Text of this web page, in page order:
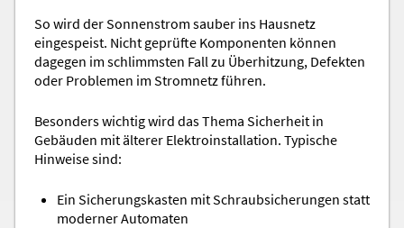
So wird der Sonnenstrom sauber ins Hausnetz
eingespeist. Nicht geprüfte Komponenten können
dagegen im schlimmsten Fall zu Überhitzung, Defekten
oder Problemen im Stromnetz führen.
Besonders wichtig wird das Thema Sicherheit in
Gebäuden mit älterer Elektroinstallation. Typische
Hinweise sind:
Ein Sicherungskasten mit Schraubsicherungen statt
moderner Automaten